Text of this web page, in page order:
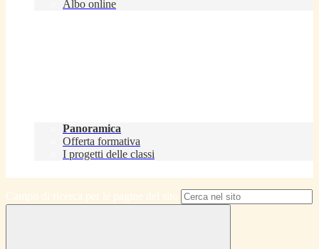
Albo online
Panoramica
Offerta formativa
I progetti delle classi
Campo di ricerca per le pagine del sito